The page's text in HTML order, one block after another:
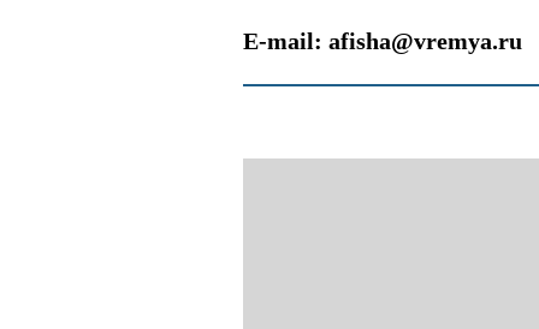
E-mail: afisha@vremya.ru